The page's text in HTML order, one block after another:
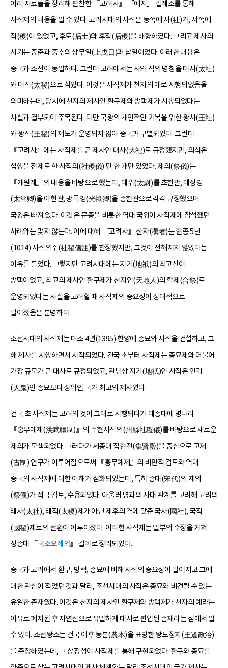
여러 자료들을 정리해 편찬한 『고려사』 「예지」 길례조를 통해
사직제의 내용을 알 수 있다. 고려시대의 사직은 동쪽에 사(社)가, 서쪽에
직(稷)이 있었고, 후토(后土)와 후직(后稷)을 배향하였다. 그리고 제사의
시기는 중춘과 중추의 상무일(上戊日)과 납일이었다. 이러한 내용은
중국과 조선이 동일하다. 그런데 고려에서는 사와 직의 명칭을 태사(太社)
와 태직(太稷)으로 삼았다. 이것은 사직제가 천자의 예로 시행되었음을
의미하는데, 당시에 천지의 제사인 환구제와 방택제가 시행되었다는
사실과 결부되어 주목된다. 다만 국왕의 개인적인 기복을 위한 왕사(王社)
와 왕직(王稷)의 제도가 운영되지 않아 중국과 구별되었다. 그런데
『고려사』에는 사직제를 큰 제사인 대사(大祀)로 규정했지만, 의식은
섭행을 전제로 한 사직의(社稷儀) 단 한 개만 있었다. 제의(祭儀)는
『개원례』의 내용을 바탕으로 했는데, 태위(太尉)를 초헌관, 태상경
(太常卿)을 아헌관, 광록경(光祿卿)을 종헌관으로 각각 규정했으며
국왕은 빠져 있다. 이것은 문종을 비롯한 역대 국왕이 사직제에 참석했던
사례와는 맞지 않는다. 이에 대해 『고려사』 찬자(撰者)는 현종 5년
(1014) 사직의주(社稷儀注)를 찬정했지만, 그것이 전해지지 않았다는
이유를 들었다. 그렇지만 고려시대에는 지기(地祇)의 최고신이
방택이었고, 최고의 제사인 환구제가 천지인(天地人)의 합제(合祭)로
운영되었다는 사실을 고려할 때 사직제의 중요성이 상대적으로
떨어졌음은 분명하다.
조선시대의 사직제는 태조 4년(1395) 한양에 종묘와 사직을 건설하고, 그
해 제사를 시행하면서 시작되었다. 건국 초부터 사직제는 종묘제와 더불어
가장 규모가 큰 대사로 규정되었고, 관념상 지기(地祇)인 사직은 인귀
(人鬼)인 종묘보다 상위인 국가 최고의 제사였다.
건국 초 사직제는 고려의 것이 그대로 시행되다가 태종대에 명나라
『홍무예제(洪武禮制)』의 주현사직의(州縣社稷儀)를 바탕으로 새로운
제의가 모색되었다. 그러다가 세종대 집현전(集賢殿)을 중심으로 고제
(古制) 연구가 이루어짐으로써 『홍무예제』의 비판적 검토와 역대
중국의 사직제에 대한 이해가 심화되었는데, 특히 송대(宋代)의 제의
(祭儀)가 적극 검토, 수용되었다. 아울러 명과의 사대 관계를 고려해 고려의
태사(太社), 태직(太稷)제가 아닌 제후의 격에 맞춘 국사(國社), 국직
(國稷)제로의 전환이 이루어졌다. 이러한 사직제는 일부의 수정을 거쳐
성종대 『국조오례의』 길례로 정리되었다.
중국과 고려에서 환구, 방택, 종묘에 비해 사직의 중요성이 떨어지고 그에
대한 관심이 적었던 것과 달리, 조선시대의 사직은 종묘와 비견될 수 있는
유일한 존재였다. 이것은 천지의 제사인 환구제와 방택제가 천자의 예라는
이유로 폐지된 후 자연신으로 유일하게 대사로 편입된 존재라는 점에서 알
수 있다. 조선왕조는 건국 이후 농본(農本)을 표방한 왕도정치(王道政治)
를 주창하였는데, 그 상징성이 사직제를 통해 구현되었다. 환구와 종묘를